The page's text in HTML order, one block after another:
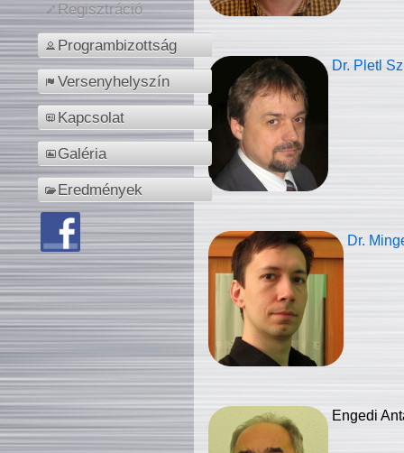
Regisztráció
Programbizottság
Versenyhelyszín
Kapcsolat
Galéria
Eredmények
Dr. Pletl
Dr.
Engedi